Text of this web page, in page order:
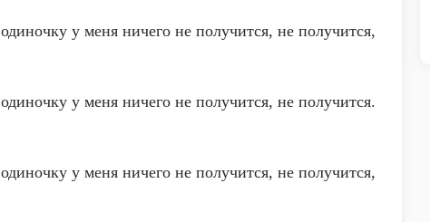
у меня ничего не получится, не получится,
у меня ничего не получится, не получится.
у меня ничего не получится, не получится,